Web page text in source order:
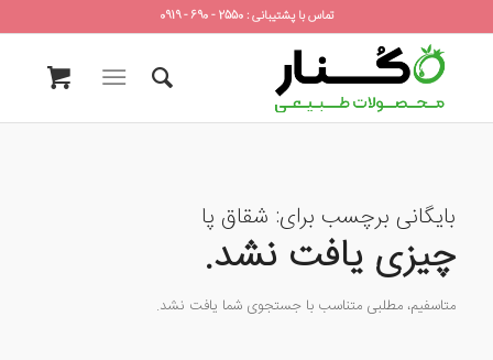
تماس با پشتیبانی : 2550 - 690 - 0919
بایگانی برچسب برای: شقاق پا
چیزی یافت نشد.
متاسفیم، مطلبی متناسب با جستجوی شما یافت نشد.